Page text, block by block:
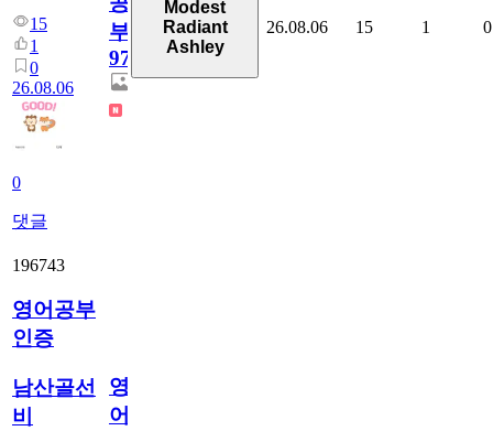
15
1
0
26.08.06
0
댓글
부
97
Modest
Radiant
Ashley
26.08.06 15 1 0
196743
영어공부
인증
남산골선
비
영
어